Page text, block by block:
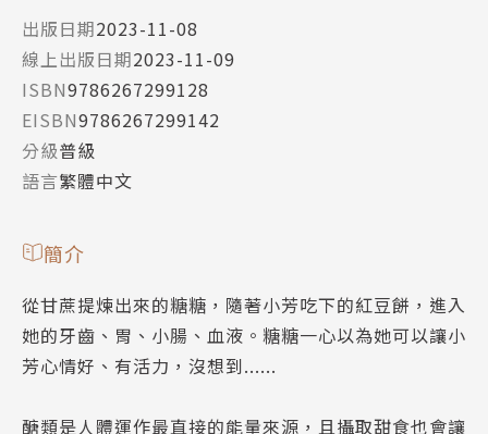
出版日期2023-11-08
線上出版日期2023-11-09
ISBN9786267299128
EISBN9786267299142
分級普級
語言繁體中文
簡介
從甘蔗提煉出來的糖糖，隨著小芳吃下的紅豆餅，進入
她的牙齒、胃、小腸、血液。糖糖一心以為她可以讓小
芳心情好、有活力，沒想到......
醣類是人體運作最直接的能量來源，且攝取甜食也會讓